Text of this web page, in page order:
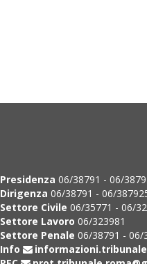
Presidenza 06/38791 - 06/
Dirigenza 06/38791 - 06/
Settore Civile 06/35771 - 06/
Settore Lavoro 06/323981
Settore Penale 06/38791 - 06/
Info